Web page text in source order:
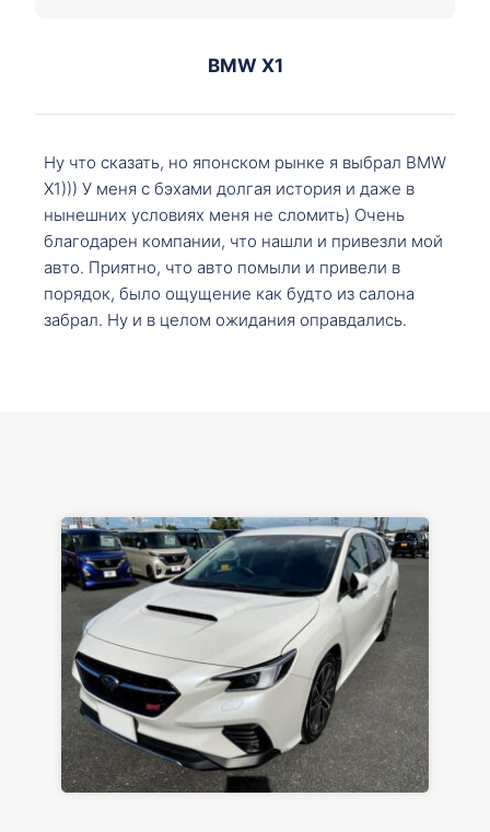
BMW X1
Ну что сказать, но японском рынке я выбрал BMW
X1))) У меня с бэхами долгая история и даже в
нынешних условиях меня не сломить) Очень
благодарен компании, что нашли и привезли мой
авто. Приятно, что авто помыли и привели в
порядок, было ощущение как будто из салона
забрал. Ну и в целом ожидания оправдались.